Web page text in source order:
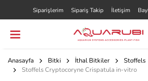
Siparişlerim Sipariş Takip İletişim
Anasayfa Bitki İthal Bitkiler
Stoffels
Stoffels Cryptocoryne Crispatula in-vitro